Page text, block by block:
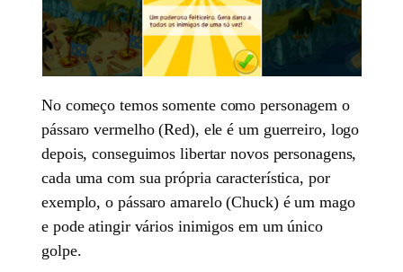
No começo temos somente como personagem o
pássaro vermelho (Red), ele é um guerreiro, logo
depois, conseguimos libertar novos personagens,
cada uma com sua própria característica, por
exemplo, o pássaro amarelo (Chuck) é um mago
e pode atingir vários inimigos em um único
golpe.